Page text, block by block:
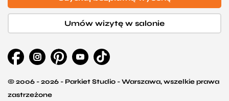
Umów wizytę w salonie
© 2006 - 2026 - Parkiet Studio - Warszawa, wszelkie prawa
zastrzeżone